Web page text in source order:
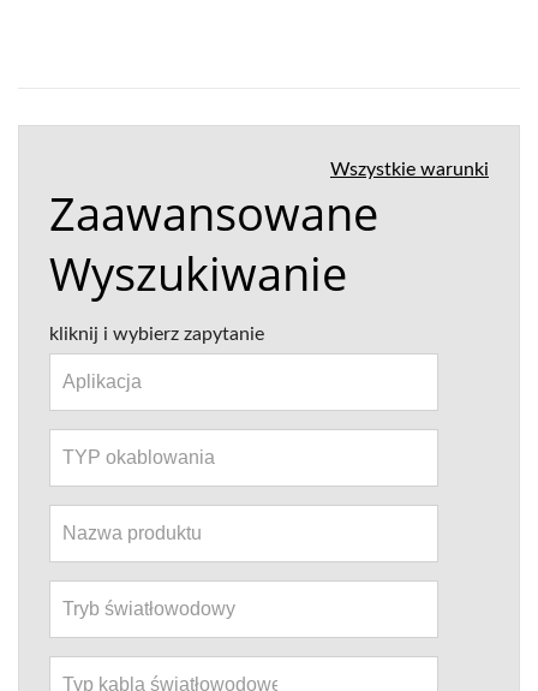
Wszystkie warunki
Zaawansowane
Wyszukiwanie
kliknij i wybierz zapytanie